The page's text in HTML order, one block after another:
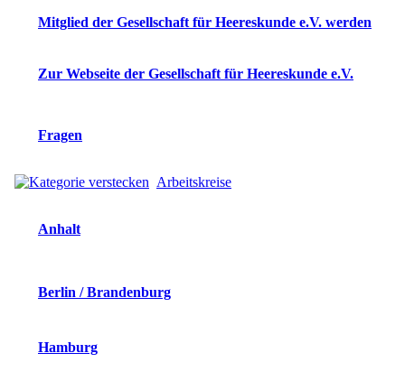
Mitglied der Gesellschaft für Heereskunde e.V. werden
Zur Webseite der Gesellschaft für Heereskunde e.V.
Fragen
Arbeitskreise
Anhalt
Berlin / Brandenburg
Hamburg